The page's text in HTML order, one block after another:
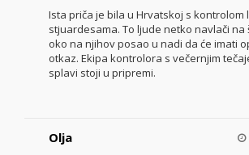
Ista priča je bila u Hrvatskoj s kontrolom
stjuardesama. To ljude netko navlači na
oko na njihov posao u nadi da će imati
otkaz. Ekipa kontrolora s večernjim
splavi stoji u pripremi.
Olja